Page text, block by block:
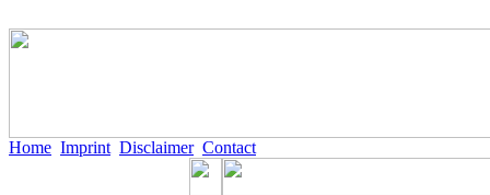
Home Imprint Disclaimer Contact